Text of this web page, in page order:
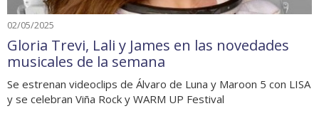
02/05/2025
Gloria Trevi, Lali y James en las novedades
musicales de la semana
Se estrenan videoclips de Álvaro de Luna y Maroon 5 con LISA
y se celebran Viña Rock y WARM UP Festival